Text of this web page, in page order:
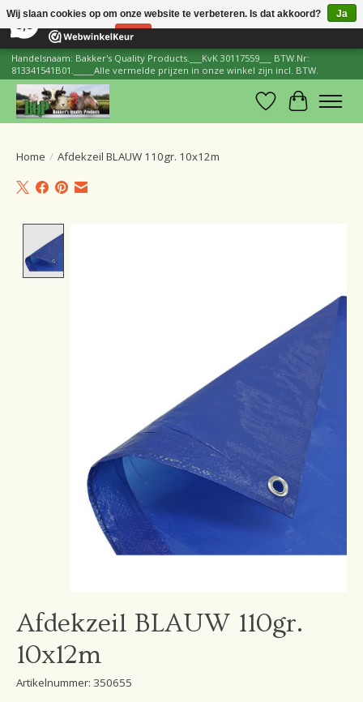
206 Reviews ×
Handelsnaam: Bakker's Quality Products.___KvK 30117559___ BTW.Nr:
813341541B01._____Alle vermelde prijzen in onze winkel zijn incl. BTW.
Verlanglijst
Home / Afdekzeil BLAUW 110gr. 10x12m
Afdekzeil BLAUW 110gr.
10x12m
Artikelnummer: 350655
Wij slaan cookies op om onze website te verbeteren. Is dat akkoord?
Ja
Nee